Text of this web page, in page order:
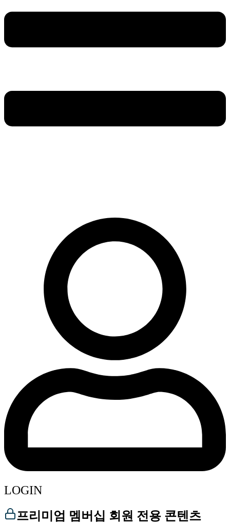
LOGIN
프리미엄 멤버십 회원 전용 콘텐츠